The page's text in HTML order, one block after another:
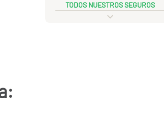
TODOS NUESTROS SEGUROS